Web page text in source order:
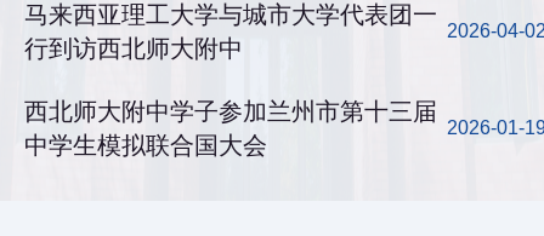
马来西亚理工大学与城市大学代表团一
行到访西北师大附中
2026-04-
西北师大附中学子参加兰州市第十三届
中学生模拟联合国大会
2026-01-